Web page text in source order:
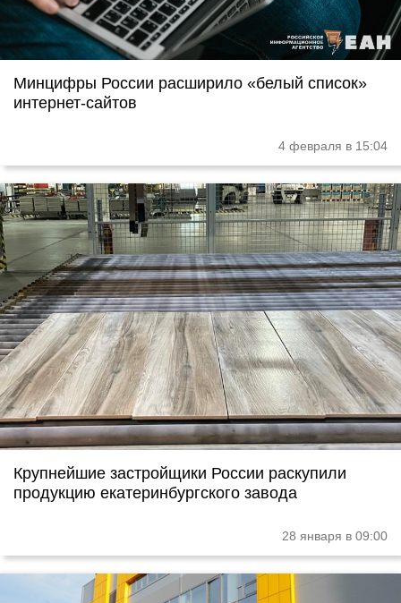
Минцифры России расширило «белый список»
интернет-сайтов
4 февраля в 15:04
Крупнейшие застройщики России раскупили
продукцию екатеринбургского завода
28 января в 09:00